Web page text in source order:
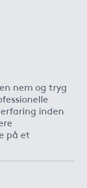
nem og tryg
inden
på et